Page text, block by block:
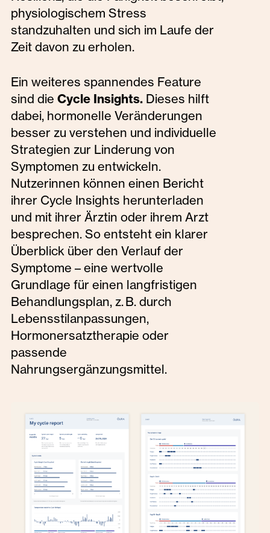
physiologischem Stress
standzuhalten und sich im Laufe der
Zeit davon zu erholen.
Ein weiteres spannendes Feature
sind die Cycle Insights. Dieses hilft
dabei, hormonelle Veränderungen
besser zu verstehen und individuelle
Strategien zur Linderung von
Symptomen zu entwickeln.
Nutzerinnen können einen Bericht
ihrer Cycle Insights herunterladen
und mit ihrer Ärztin oder ihrem Arzt
besprechen. So entsteht ein klarer
Überblick über den Verlauf der
Symptome – eine wertvolle
Grundlage für einen langfristigen
Behandlungsplan, z. B. durch
Lebensstilanpassungen,
Hormonersatztherapie oder
passende
Nahrungsergänzungsmittel.